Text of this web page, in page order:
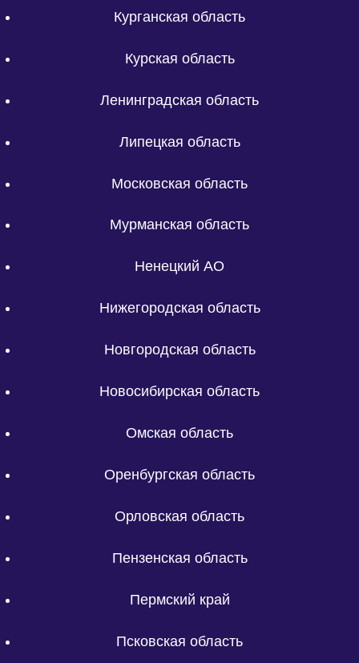
Курганская область
Курская область
Ленинградская область
Липецкая область
Московская область
Мурманская область
Ненецкий АО
Нижегородская область
Новгородская область
Новосибирская область
Омская область
Оренбургская область
Орловская область
Пензенская область
Пермский край
Псковская область